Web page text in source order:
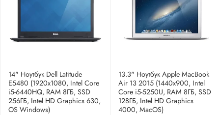
14" Ноутбук Dell Latitude
E5480 (1920х1080, Intel Core
i5-6440HQ, RAM 8ГБ, SSD
256ГБ, Intel HD Graphics 630,
OS Windows)
13.3" Ноутбук Apple MacBook
Air 13 2015 (1440x900, Intel
Core i5-5250U, RAM 8ГБ, SSD
128ГБ, Intel HD Graphics
4000, MacOS)